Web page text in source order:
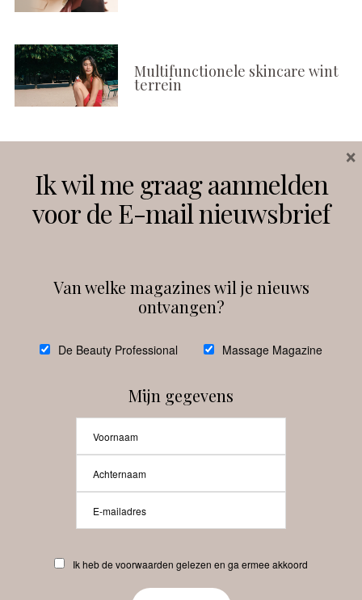
Multifunctionele skincare wint
terrein
Instagram Facebook
debeautyprofessional
Beauty-Pro.nl
Abonneren Contact
Ik wil me graag aanmelden
voor de E-mail nieuwsbrief
Van welke magazines wil je nieuws
ontvangen?
De Beauty Professional Massage Magazine
Mijn gegevens
Ik heb de voorwaarden gelezen en ga ermee akkoord
×